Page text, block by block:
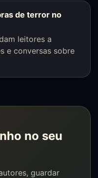
de terror no
leitores a
e conversas sobre
no seu
guardar